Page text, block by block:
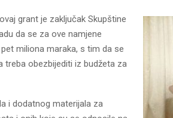
grant je zaključak Skupštine
da se za ove namjene
miliona maraka, s tim da se
treba obezbijediti iz budžeta za
i dodatnog materijala za